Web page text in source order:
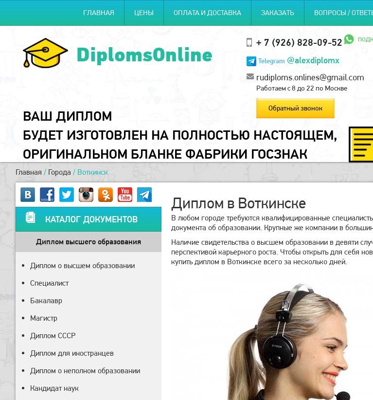
ГЛАВНАЯ ЦЕНЫ ОПЛАТА И ДОСТАВКА ЗАКАЗАТЬ ВОПРОСЫ /
DiplomsOnline + 7 (926) 828-09-52
Telegram @alexdiplomx
rudiploms.onlines@gmail.com
Работаем с 8 до 22 по Москве
Обратный звонок
ВАШ ДИПЛОМ
БУДЕТ ИЗГОТОВЛЕН НА ПОЛНОСТЬЮ НАСТОЯЩЕМ,
ОРИГИНАЛЬНОМ БЛАНКЕ ФАБРИКИ ГОСЗНАК
Главная / Города / Воткинск
Диплом в Воткинске
В любом городе требуются квалифицированные
документа об образовании. Крупные же компании в
Наличие свидетельства о высшем образовании в девяти
перспективой карьерного роста. Чтобы открыть для себя
купить диплом в Воткинске всего за несколько дней.
КАТАЛОГ ДОКУМЕНТОВ
Диплом высшего образования
Диплом о высшем образовании
Специалист
Бакалавр
Магистр
Диплом СССР
Диплом для иностранцев
Диплом о неполном образовании
Кандидат наук